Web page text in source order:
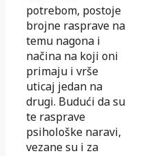
potrebom, postoje
brojne rasprave na
temu nagona i
načina na koji oni
primaju i vrše
uticaj jedan na
drugi. Budući da su
te rasprave
psihološke naravi,
vezane su i za